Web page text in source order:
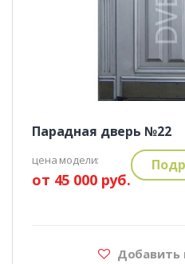
Парадная дверь №22
цена модели:
от 45 000 руб.
Добавить